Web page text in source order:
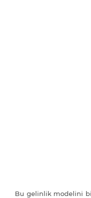
Bu gelinlik modelini